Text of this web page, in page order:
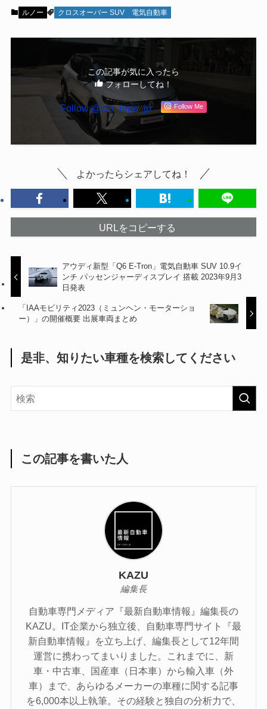
ルノー クロスオーバー SUV 電気自動車
この記事が気に入ったら
フォローしてね！
Follow @car_repo_jp Follow Me
よかったらシェアしてね！
URLをコピーする
アウディ新型「Q6 E-Tron」電気自動車 SUV 10.9イ
ンチ パッセンジャーディスプレイ 搭載 2023年9月3
日発表
「IAAモビリティ2023（ミュンヘン・モーターショ
ー）」の開催概要 出展車両まとめ
是非、知りたい車種を検索してください
この記事を書いた人
KAZU
編集長
自動車専門メディア『最新自動車情報』編集長の
KAZU。IT企業から独立後、自動車専門サイト『最
新自動車情報』を立ち上げ、編集長として12年間
運営に携わってまいりました。これまでに、新
車・中古車、国産車（日本車）から輸入車（外
車）まで、あらゆるメーカーの車種に関する記事
を6,000本以上執筆。その経験と独自の分析力で、